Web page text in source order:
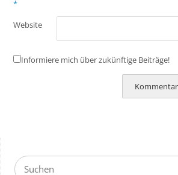
*
Website
Informiere mich über zukünftige Beiträge!